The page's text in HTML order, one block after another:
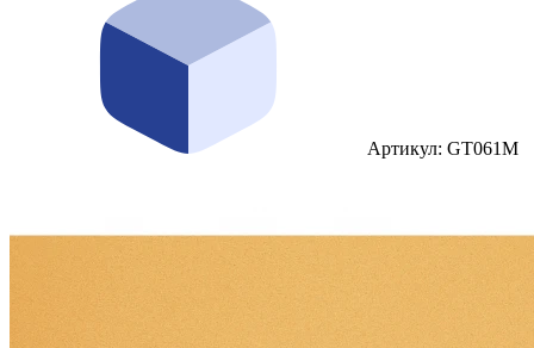
Артикул: GT061M